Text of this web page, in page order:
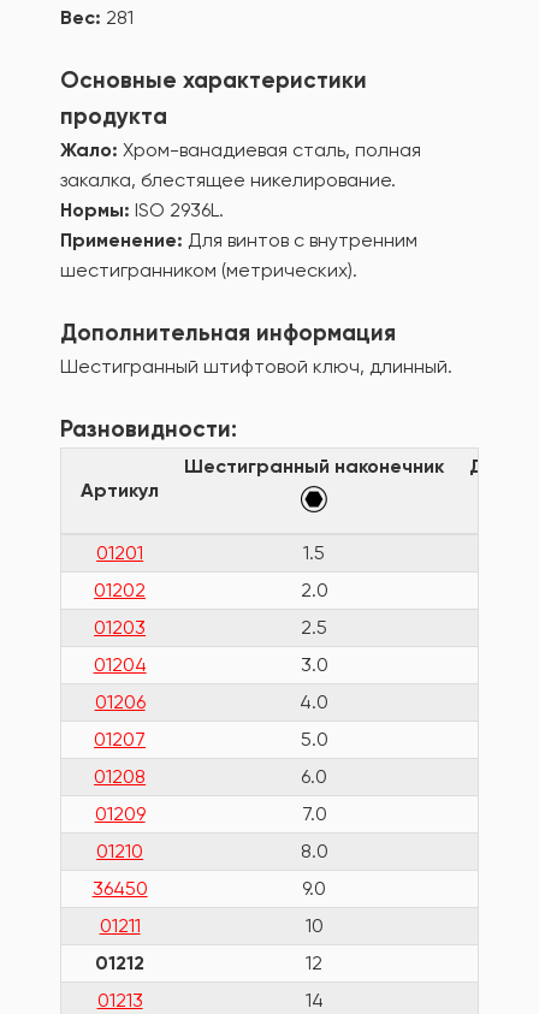
Вес: 281
Основные характеристики
продукта
Жало: Хром-ванадиевая сталь, полная
закалка, блестящее никелирование.
Нормы: ISO 2936L.
Применение: Для винтов с внутренним
шестигранником (метрических).
Дополнительная информация
Шестигранный штифтовой ключ, длинный.
Разновидности:
Артикул
Шестигранный наконечник Длина
01201 1.5
01202
2.0
01203
2.5
01204
3.0
01206
4.0
01207
5.0
01208
6.0
01209
7.0
01210
8.0
36450
9.0
01211
10
01212
12
01213
14